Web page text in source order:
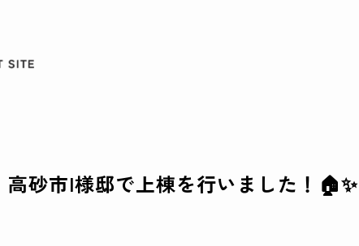
高砂市I様邸で上棟を行いました！🏠✨